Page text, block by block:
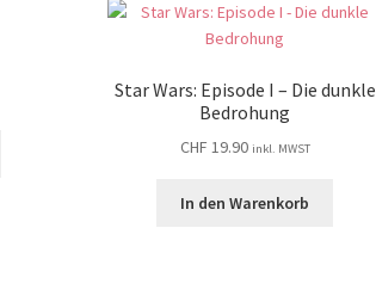
Star Wars: Episode I – Die dunkle
Bedrohung
CHF 19.90 inkl. MWST
In den Warenkorb